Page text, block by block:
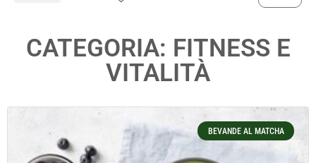
CATEGORIA: FITNESS E
VITALITÀ
BEVANDE AL MATCHA